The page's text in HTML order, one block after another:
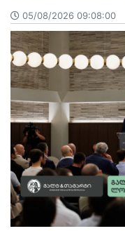
05/08/2026 09:08:00